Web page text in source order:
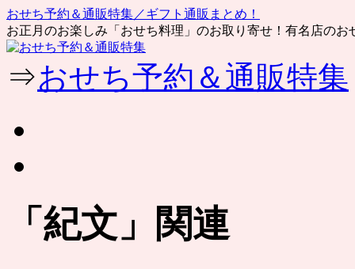
おせち予約＆通販特集／ギフト通販まとめ！
お正月のお楽しみ「おせち料理」のお取り寄せ！有名店のお
ン
ツ
ス
⇒おせち予約＆通販特集
「 紀文 」関連